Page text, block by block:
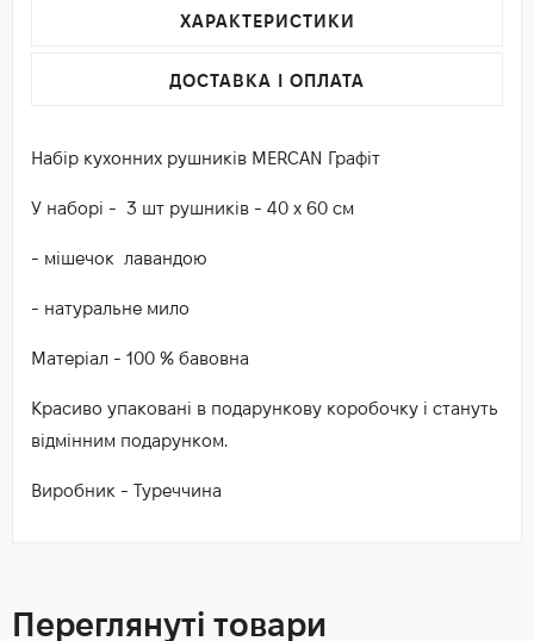
ХАРАКТЕРИСТИКИ
ДОСТАВКА І ОПЛАТА
Набір кухонних рушників MERCAN Графіт
У наборі - 3 шт рушників - 40 х 60 см
- мішечок лавандою
- натуральне мило
Матеріал - 100 % бавовна
Красиво упаковані в подарункову коробочку і стануть
відмінним подарунком.
Виробник - Туреччина
Переглянуті товари